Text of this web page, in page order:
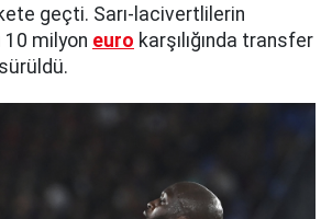
geçti. Sarı-lacivertlilerin
10 milyon euro karşılığında transfer